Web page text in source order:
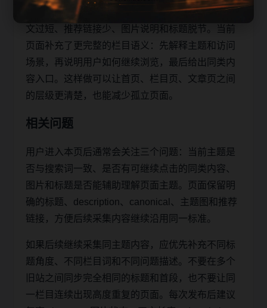
从 SEO 角度看，旧站内容页最容易出现的问题是正
文过短、推荐链接少、图片说明和标题脱节。当前
页面补充了更完整的栏目语义：先解释主题和访问
场景，再说明用户如何继续浏览，最后给出同类内
容入口。这样做可以让首页、栏目页、文章页之间
的层级更清楚，也能减少孤立页面。
相关问题
用户进入本页后通常会关注三个问题：当前主题是
否与搜索词一致、是否有可继续点击的同类内容、
图片和标题是否能辅助理解页面主题。页面保留明
确的标题、description、canonical、主题图和推荐
链接，方便后续采集内容继续沿用同一标准。
如果后续继续采集同主题内容，应优先补充不同标
题角度、不同栏目词和不同问题描述。不要在多个
旧站之间同步完全相同的标题和首段，也不要让同
一栏目连续出现高度重复的页面。每次发布后建议